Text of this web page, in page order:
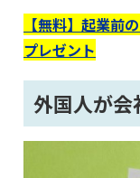
【無料】起業前
プレゼント
外国人が会